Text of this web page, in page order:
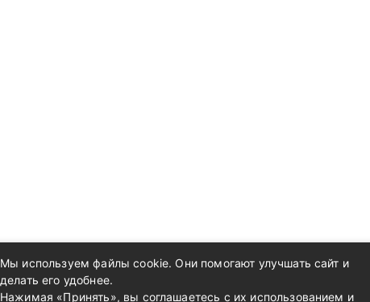
Мы используем файлы cookie. Они помогают улучшать сайт и
делать его удобнее.
Нажимая «Принять», вы соглашаетесь с их использованием и